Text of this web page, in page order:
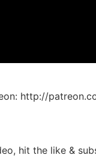
http://
hit the like &